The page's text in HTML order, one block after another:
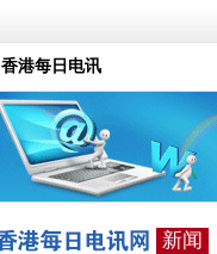
香港每日电讯
新闻